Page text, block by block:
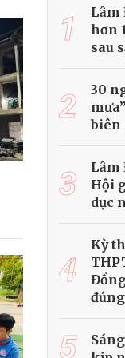
1
Lâm
hơn
sau
2
30
biên
3
Lâm
Hội
dục
4
Kỳ
5